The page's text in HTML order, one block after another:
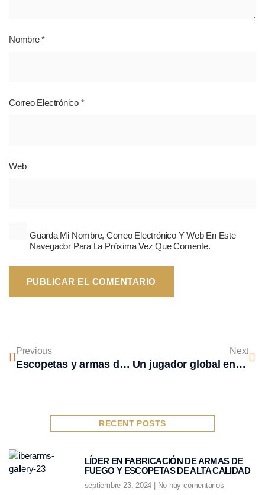
Nombre*
Correo Electrónico *
Web
Guarda Mi Nombre, Correo Electrónico Y Web En Este
Navegador Para La Próxima Vez Que Comente.
Previous
Escopetas y armas de fuego
Next
Un jugador global en la fabricación de armas de fuego
RECENT POSTS
LÍDER EN FABRICACIÓN DE ARMAS DE
FUEGO Y ESCOPETAS DE ALTA CALIDAD
septiembre 23, 2024 No hay comentarios